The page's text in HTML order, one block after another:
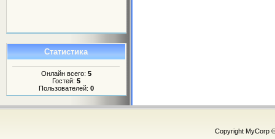
Статистика
Онлайн всего: 5
Гостей: 5
Пользователей: 0
Copyright MyCorp